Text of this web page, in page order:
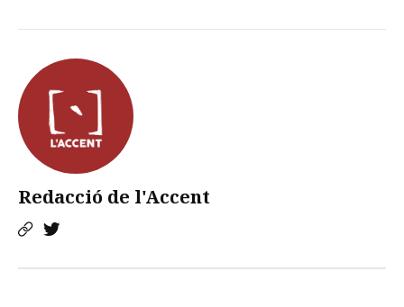
Redacció de l'Accent